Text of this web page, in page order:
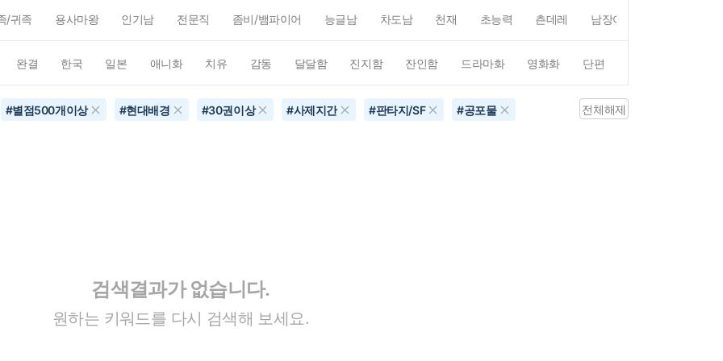
/귀족 용사마왕 인기남 전문직 좀비/뱀파이어 능글남 차도남 천재 초능력 츤데레 남장여자
완결 한국 일본 애니화 치유 감동 달달함 진지함 잔인함 드라마화 영화화 단편
#별점500개이상 #현대배경 #30권이상 #사제지간 #판타지/SF #공포물 전체해제
검색결과가 없습니다.
원하는 키워드를 다시 검색해 보세요.